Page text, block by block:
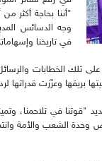
"أننا بحاجة
وجه الدسائس
في تاريخنا
على تلك الخطابات
بريقها وعزّزت قدراتها
في تلاحمنا،
وحدة الشعب والأمة